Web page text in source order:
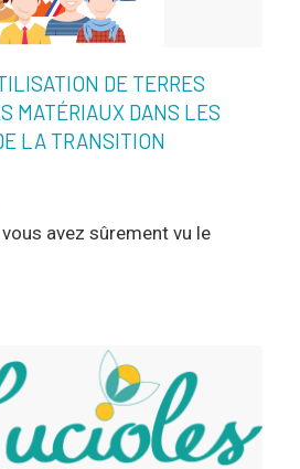
DE TERRES
MATÉRIAUX DANS LES
LA TRANSITION
avez sûrement vu le